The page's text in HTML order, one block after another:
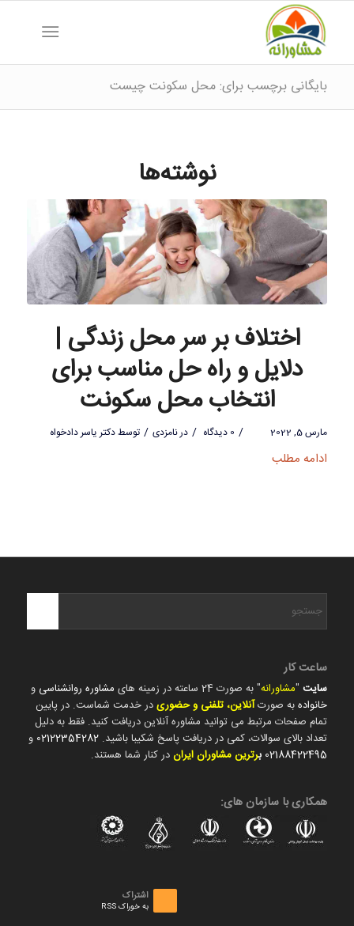
بایگانی برچسب برای: محل سکونت چیست
نوشته‌ها
اختلاف بر سر محل زندگی |
دلایل و راه حل مناسب برای
انتخاب محل سکونت
مارس 5, 2022 / 0 دیدگاه / درنامزدی / توسطدکتر یاسر دادخواه
ادامه مطلب
ساعت کار
سایت"مشاورانه" به صورت 24 ساعته در زمینه های مشاوره روانشناسی و
خانوادهبه صورتآنلاین، تلفنی و حضوریدر خدمت شماست. در پایین
تمام صفحات مرتبط می توانید مشاوره آنلاین دریافت کنید. فقط به دلیل
تعداد بالای سوالات، کمی در دریافت پاسخ شکیبا باشید. 02122354282 و
02188422495 برترین مشاوران ایراندر کنار شما هستند.
همکاری با سازمان های:
اشتراک
به خوراک RSS